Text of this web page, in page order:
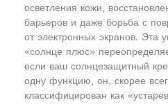
осветления кожи,
барьеров и даже борьба с
от электронных экранов. Эта
«солнце плюс»
если ваш солнцезащитный
одну функцию, он, скорее
классифицирован как